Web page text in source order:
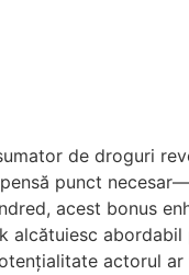
de droguri
punct
acest bonus
actorul